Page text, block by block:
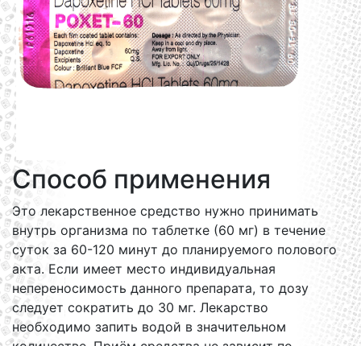
Способ применения
Это лекарственное средство нужно принимать
внутрь организма по таблетке (60 мг) в течение
суток за 60-120 минут до планируемого полового
акта. Если имеет место индивидуальная
непереносимость данного препарата, то дозу
следует сократить до 30 мг. Лекарство
необходимо запить водой в значительном